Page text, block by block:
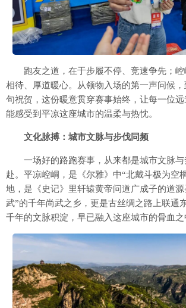
跑友之道，在于步履不停、竞速争先；崆
相待、厚道暖心。从领物入场的第一声问候
句祝贺，这份暖意贯穿赛事始终，让每一位
能感受到平凉这座城市的温柔与热忱。
文化脉搏：城市文脉与步伐同频
一场好的路跑赛事，从来都是城市文脉与
赴。平凉崆峒，是《尔雅》中“北戴斗极为空
地，是《史记》里轩辕黄帝问道广成子的道源
武”的千年尚武之乡，更是古丝绸之路上联通
千年的文脉积淀，早已融入这座城市的骨血之